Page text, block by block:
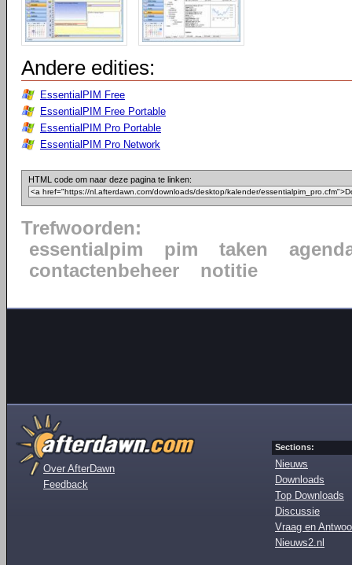
Andere edities:
EssentialPIM Free
EssentialPIM Free Portable
EssentialPIM Pro Portable
EssentialPIM Pro Network
HTML code om naar deze pagina te linken:
Trefwoorden:
essentialpim
pim taken
contactenbeheer
notitie
Over AfterDawn
Feedback
Sections:
Nieuws
Downloads
Top Downloads
Discussie
Vraag en
Nieuws2.nl